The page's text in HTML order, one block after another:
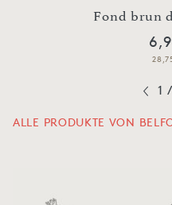
Fond brun
1 /
ALLE PRODUKTE VON